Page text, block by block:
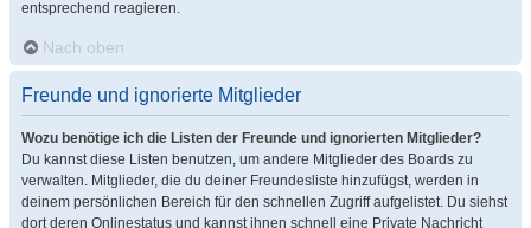
entsprechend reagieren.
Nach oben
Freunde und ignorierte Mitglieder
Wozu benötige ich die Listen der Freunde und ignorierten Mitglieder?
Du kannst diese Listen benutzen, um andere Mitglieder des Boards zu
verwalten. Mitglieder, die du deiner Freundesliste hinzufügst, werden in
deinem persönlichen Bereich für den schnellen Zugriff aufgelistet. Du siehst
dort deren Onlinestatus und kannst ihnen schnell eine Private Nachricht